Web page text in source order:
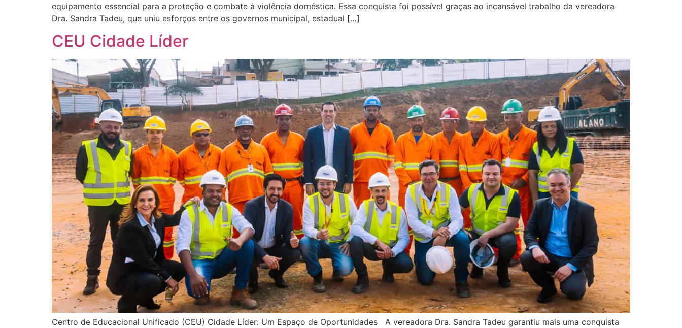
equipamento essencial para a proteção e combate à violência doméstica. Essa conquista foi possível graças ao incansável trabalho da vereadora
Dra. Sandra Tadeu, que uniu esforços entre os governos municipal, estadual […]
CEU Cidade Líder
Centro de Educacional Unificado (CEU) Cidade Líder: Um Espaço de Oportunidades A vereadora Dra. Sandra Tadeu garantiu mais uma conquista